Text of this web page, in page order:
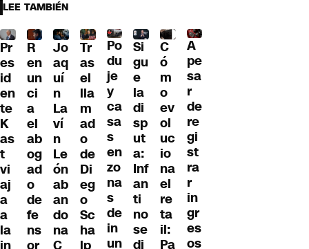
LEE TAMBIÉN
Pr
es
id
en
te
K
as
t
vi
aj
a
a
la
in
R
en
un
ci
a
el
ab
og
ad
o
de
fe
ns
or
Jo
aq
uí
n
La
ví
n
Le
ón
ab
an
do
na
C
Tr
as
el
lla
m
ad
o
de
Di
eg
o
Sc
ha
lp
Po
du
je
y
ca
sa
s
en
zo
na
s
de
in
un
Si
gu
e
la
di
sp
ut
a:
Inf
an
ti
no
se
di
C
ó
m
o
ev
ol
uc
io
na
el
re
ta
il:
Pa
A
pe
sa
r
de
re
gi
st
ra
r
in
gr
es
os